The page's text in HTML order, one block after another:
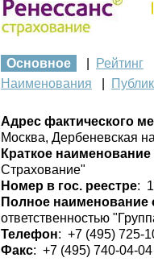
Основное Рейтинг
Наименования
Адрес фактического
Москва, Дербеневская
Краткое
Страхование"
Номер в гос. реестре:
Полное наименование
ответственностью
Телефон: +7 (495) 725-
Факс: +7 (495) 740-04-04